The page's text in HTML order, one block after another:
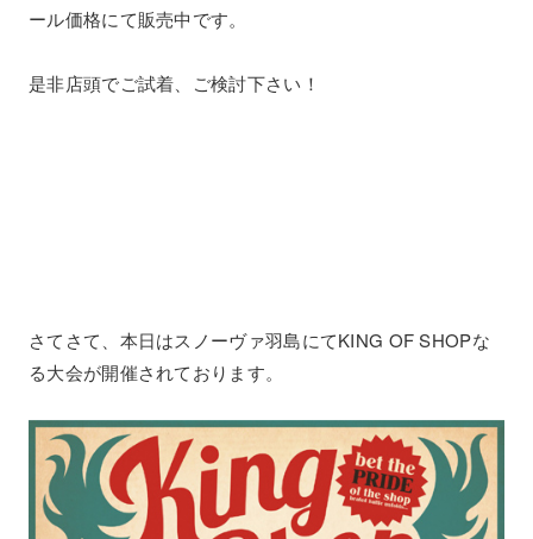
ール価格にて販売中です。
是非店頭でご試着、ご検討下さい！
さてさて、本日はスノーヴァ羽島にてKING OF SHOPな
る大会が開催されております。